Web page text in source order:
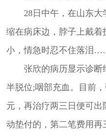
28日中午，在山东大
缩在病床边，脖子上戴着
小，情急时忍不住落泪
张欣的病历显示诊断
半脱位;咽部充血。目前
元，再治疗两三日便可
动垫付的，第二笔费用再